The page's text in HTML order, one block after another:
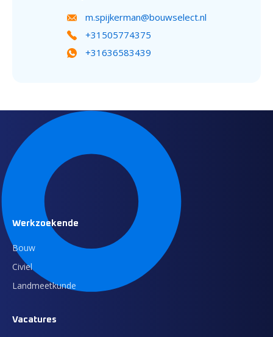
m.spijkerman@bouwselect.nl
+31505774375
+31636583439
Werkzoekende
Bouw
Civiel
Landmeetkunde
Vacatures